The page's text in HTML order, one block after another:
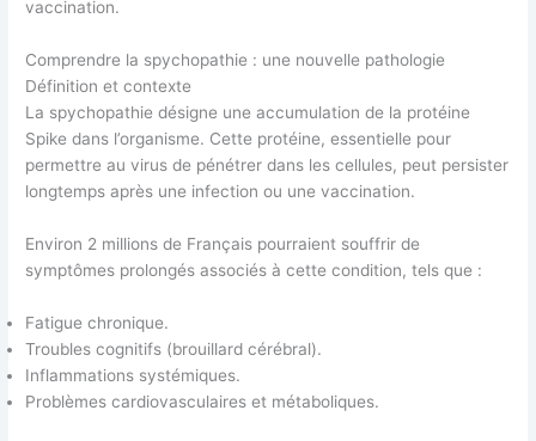
vaccination.
Comprendre la spychopathie : une nouvelle pathologie
Définition et contexte
La spychopathie désigne une accumulation de la protéine
Spike dans l’organisme. Cette protéine, essentielle pour
permettre au virus de pénétrer dans les cellules, peut persister
longtemps après une infection ou une vaccination.
Environ 2 millions de Français pourraient souffrir de
symptômes prolongés associés à cette condition, tels que :
Fatigue chronique.
Troubles cognitifs (brouillard cérébral).
Inflammations systémiques.
Problèmes cardiovasculaires et métaboliques.